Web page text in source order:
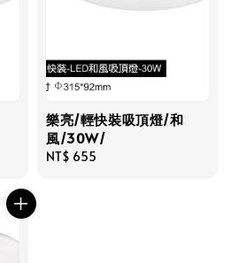
樂亮/輕快裝吸頂燈/和
風/30W/
Regular
NT$ 655